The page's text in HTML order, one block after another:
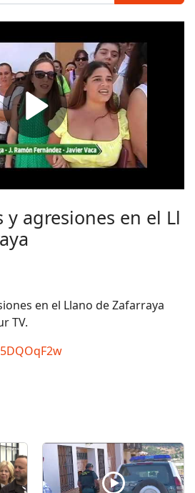
y agresiones en el Ll
en el Llano de Zafarraya
TV.